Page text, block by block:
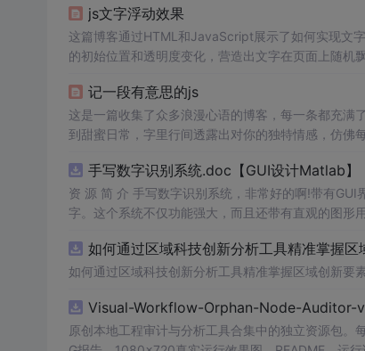
js文字浮动效果
这篇博客通过HTML和JavaScript展示了如何实现文
的初始位置和透明度变化，营造出文字在页面上随
记一段有意思的js
这是一篇收集了众多浪漫心语的博客，每一条都充满
到甜蜜日常，字里行间透露出对你的独特情感，仿佛
手写数字识别系统.doc【GUI设计Matlab】
资 源 简 介 手写数字识别系统，非常好的啊!带有
字。这个系统不仅功能强大，而且还带有直观的图形
便和实用的工具，你一定会喜欢它的！
如何通过区域科技创新分析工具精准掌握
如何通过区域科技创新分析工具精准掌握区域创新要
Visual-Workflow-Orphan-Node-Auditor-
原创本地工程审计与分析工具合集中的独立资源包